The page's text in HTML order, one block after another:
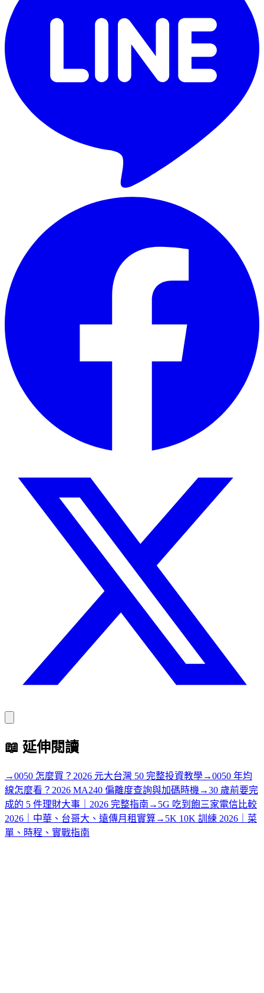
📖 延伸閱讀
→0050 怎麼買？2026 元大台灣 50 完整投資教學→0050 年均
線怎麼看？2026 MA240 偏離度查詢與加碼時機 →30 歲前要完
成的 5 件理財大事｜2026 完整指南 → 5G 吃到飽三家電信比較
2026｜中華、台哥大、遠傳月租實算→ 5K 10K 訓練 2026｜菜
單、時程、實戰指南